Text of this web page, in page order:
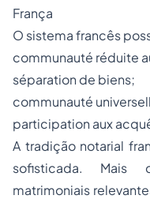
França
O sistema francês
communauté réduite
séparation de biens;
communauté
participation aux
A tradição notarial
sofisticada. Mais
matrimoniais